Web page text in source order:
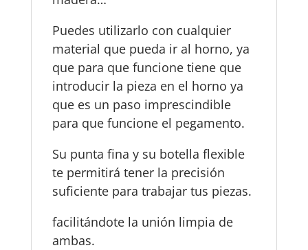
Puedes utilizarlo con cualquier
material que pueda ir al horno, ya
que para que funcione tiene que
introducir la pieza en el horno ya
que es un paso imprescindible
para que funcione el pegamento.
Su punta fina y su botella flexible
te permitirá tener la precisión
suficiente para trabajar tus piezas.
facilitándote la unión limpia de
ambas.